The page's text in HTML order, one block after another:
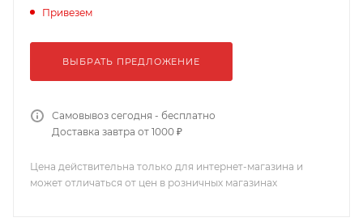
Привезем
ВЫБРАТЬ ПРЕДЛОЖЕНИЕ
Самовывоз сегодня - бесплатно
Доставка завтра от 1000 ₽
Цена действительна только для интернет-магазина и
может отличаться от цен в розничных магазинах